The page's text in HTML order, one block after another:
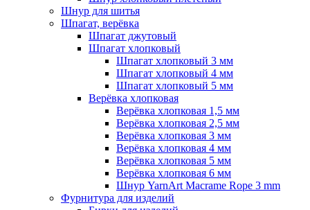
Шнур для шитья
Шпагат, верёвка
Шпагат джутовый
Шпагат хлопковый
Шпагат хлопковый 3 мм
Шпагат хлопковый 4 мм
Шпагат хлопковый 5 мм
Верёвка хлопковая
Верёвка хлопковая 1,5 мм
Верёвка хлопковая 2,5 мм
Верёвка хлопковая 3 мм
Верёвка хлопковая 4 мм
Верёвка хлопковая 5 мм
Верёвка хлопковая 6 мм
Шнур YarnArt Macrame Rope 3 mm
Фурнитура для изделий